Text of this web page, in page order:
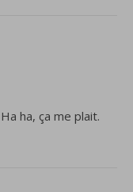
ha, ça me plait.